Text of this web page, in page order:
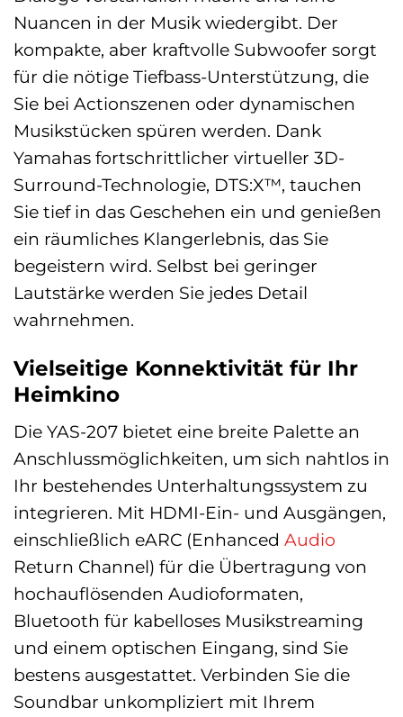
Nuancen in der Musik wiedergibt. Der
kompakte, aber kraftvolle Subwoofer sorgt
für die nötige Tiefbass-Unterstützung, die
Sie bei Actionszenen oder dynamischen
Musikstücken spüren werden. Dank
Yamahas fortschrittlicher virtueller 3D-
Surround-Technologie, DTS:X™, tauchen
Sie tief in das Geschehen ein und genießen
ein räumliches Klangerlebnis, das Sie
begeistern wird. Selbst bei geringer
Lautstärke werden Sie jedes Detail
wahrnehmen.
Vielseitige Konnektivität für Ihr
Heimkino
Die YAS-207 bietet eine breite Palette an
Anschlussmöglichkeiten, um sich nahtlos in
Ihr bestehendes Unterhaltungssystem zu
integrieren. Mit HDMI-Ein- und Ausgängen,
einschließlich eARC (Enhanced Audio
Return Channel) für die Übertragung von
hochauflösenden Audioformaten,
Bluetooth für kabelloses Musikstreaming
und einem optischen Eingang, sind Sie
bestens ausgestattet. Verbinden Sie die
Soundbar unkompliziert mit Ihrem